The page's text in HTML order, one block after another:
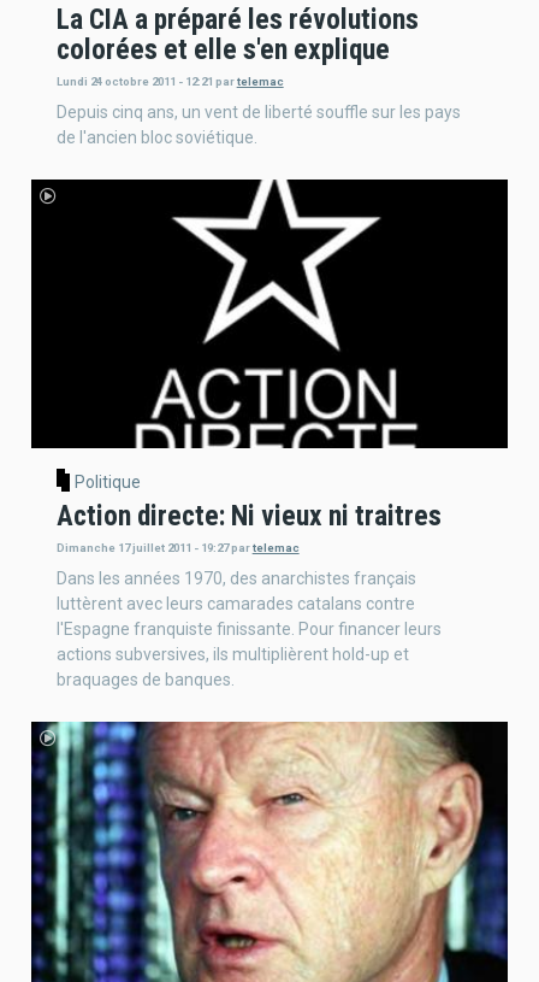
La CIA a préparé les révolutions
colorées et elle s'en explique
Lundi 24 octobre 2011 - 12:21 partelemac
Depuis cinq ans, un vent de liberté souffle sur les pays
de l'ancien bloc soviétique.
Politique
Action directe: Ni vieux ni traitres
Dimanche 17 juillet 2011 - 19:27 partelemac
Dans les années 1970, des anarchistes français
luttèrent avec leurs camarades catalans contre
l'Espagne franquiste finissante. Pour financer leurs
actions subversives, ils multiplièrent hold-up et
braquages de banques.